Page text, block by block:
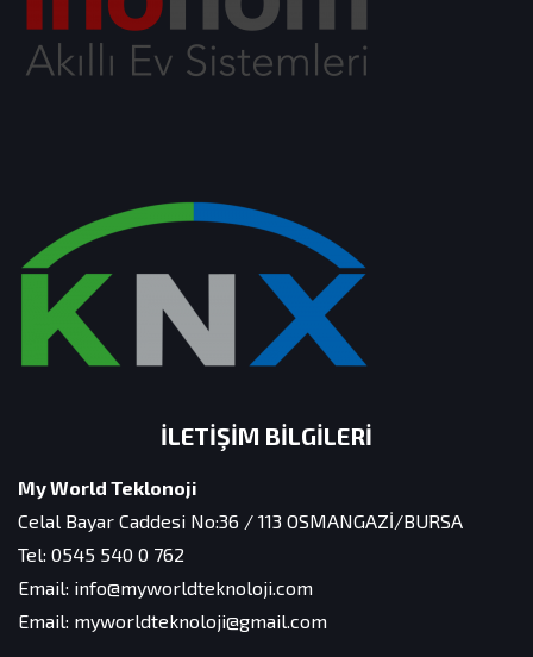
İLETIŞIM BILGILERI
My World Teklonoji
Celal Bayar Caddesi No:36 / 113 OSMANGAZİ/BURSA
Tel: 0545 540 0 762
Email: info@myworldteknoloji.com
Email: myworldteknoloji@gmail.com